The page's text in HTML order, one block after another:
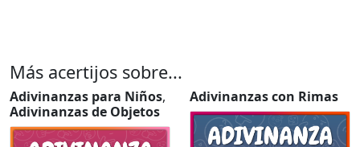
Más acertijos sobre...
Adivinanzas para Niños,
Adivinanzas de Objetos
Adivinanzas con Rimas